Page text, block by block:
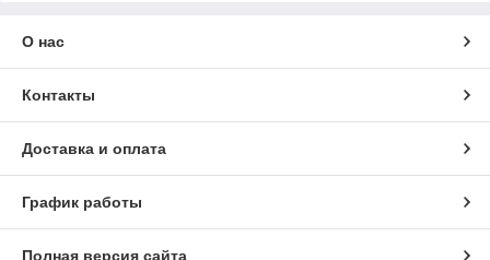
О нас
Контакты
Доставка и оплата
График работы
Полная версия сайта